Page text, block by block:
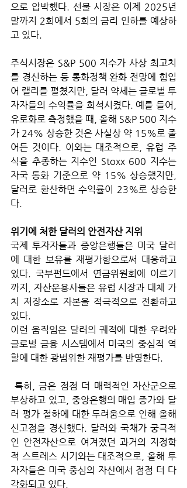
으로 압박했다. 선물 시장은 이제 2025년
말까지 2회에서 5회의 금리 인하를 예상하
고 있다.
주식시장은 S&P 500 지수가 사상 최고치
를 경신하는 등 통화정책 완화 전망에 힘입
어 랠리를 펼쳤지만, 달러 약세는 글로벌 투
자자들의 수익률을 희석시켰다. 예를 들어,
유로화로 측정했을 때, 올해 S&P 500 지수
가 24% 상승한 것은 사실상 약 15%로 줄
어든 것이다. 이와는 대조적으로, 유럽 주
식을 추종하는 지수인 Stoxx 600 지수는
자국 통화 기준으로 약 15% 상승했지만,
달러로 환산하면 수익률이 23%로 상승한
다.
위기에 처한 달러의 안전자산 지위
국제 투자자들과 중앙은행들은 미국 달러
에 대한 보유를 재평가함으로써 대응하고
있다. 국부펀드에서 연금위원회에 이르기
까지, 자산운용사들은 유럽 시장과 대체 가
치 저장소로 자본을 적극적으로 전환하고
있다.
이런 움직임은 달러의 궤적에 대한 우려와
글로벌 금융 시스템에서 미국의 중심적 역
할에 대한 광범위한 재평가를 반영한다.
부상하고 있고, 중앙은행의 매입 증가와 달
러 평가 절하에 대한 두려움으로 인해 올해
신고점을 경신했다. 달러와 국채가 궁극적
인 안전자산으로 여겨졌던 과거의 지정학
적 스트레스 시기와는 대조적으로, 올해 투
자자들은 미국 중심의 자산에서 점점 더 다
각화되고 있다.